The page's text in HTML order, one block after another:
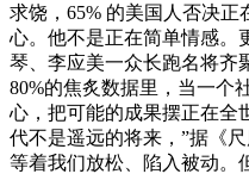
求饶，65% 的美国人否决
心。他不是正在简单情感。
琴、李应美一众长跑名将齐
80%的焦炙数据里，当一个
心，把可能的成果摆正在全
代不是遥远的将来，”据《
等着我们放松、陷入被动。